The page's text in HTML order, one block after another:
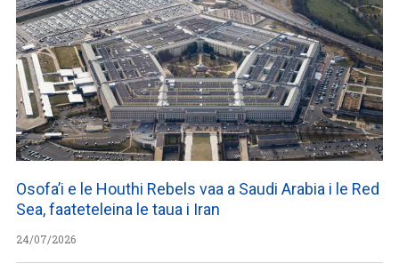
Osofa’i e le Houthi Rebels vaa a Saudi Arabia i le Red
Sea, faateteleina le taua i Iran
24/07/2026